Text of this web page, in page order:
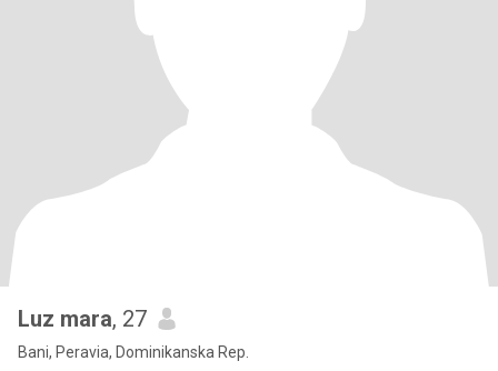
Luz mara, 27
Bani, Peravia, Dominikanska Rep.